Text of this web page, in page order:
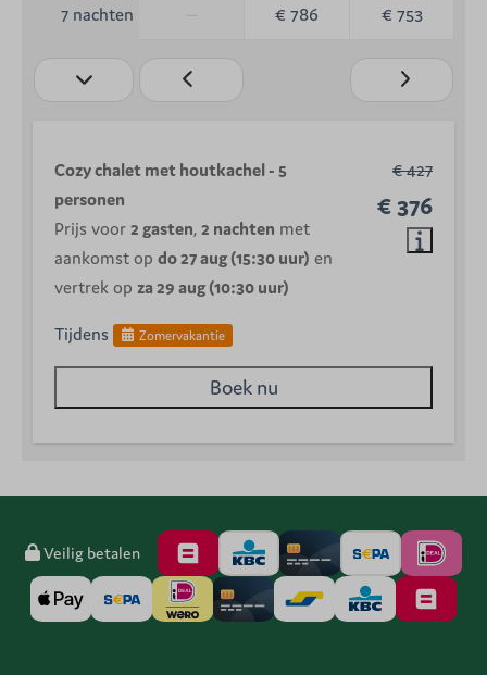
7 nachten € 786 € 753
€ 427
€ 376
Cozy chalet met houtkachel - 5
personen
Prijs voor 2 gasten, 2 nachten met
aankomst op do 27 aug (15:30 uur) en
vertrek op za 29 aug (10:30 uur)
Tijdens Zomervakantie
Boek nu
Veilig betalen